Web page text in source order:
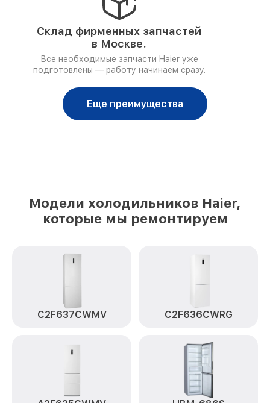
Склад фирменных запчастей
в Москве.
Все необходимые запчасти Haier уже
подготовлены — работу начинаем сразу.
Еще преимущества
Модели холодильников Haier,
которые мы ремонтируем
C2F637CWMV C2F636CWRG